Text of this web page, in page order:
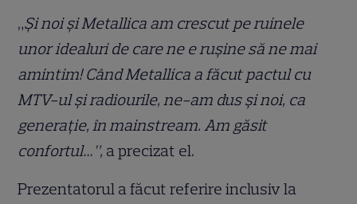
„Și noi și Metallica am crescut pe ruinele
unor idealuri de care ne e rușine să ne mai
amintim! Când Metallica a făcut pactul cu
MTV-ul și radiourile, ne-am dus și noi, ca
generație, în mainstream. Am găsit
confortul…”, a precizat el.
Prezentatorul a făcut referire inclusiv la